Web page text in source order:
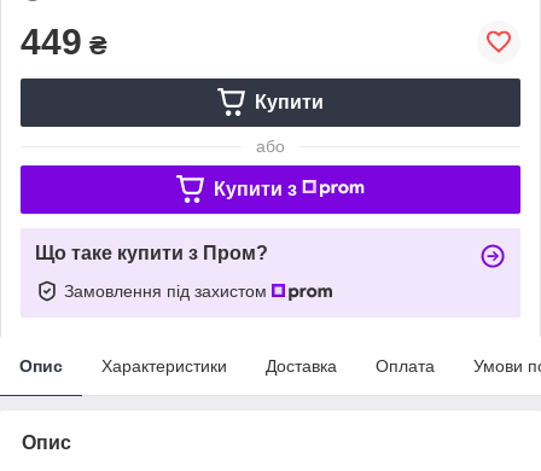
449 ₴
Купити
або
Купити з
Що таке купити з Пром?
Замовлення під захистом
Опис Характеристики Доставка Оплата Умови
Опис